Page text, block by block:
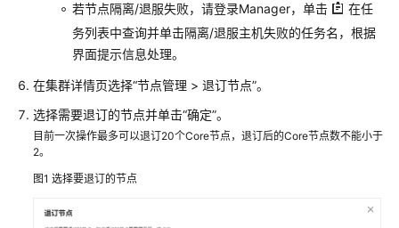
维
说
明
录
MRS
群
查
若节点隔离/退服失败，请登录Manager，单击
在任
务列表中查询并单击隔离/退服主机失败的任务名，根据
界面提示信息处理。
在集群详情页选择“节点管理 > 退订节点”。
选择需要退订的节点并单击“确定”。
目前一次操作最多可以退订20个Core节点，退订后的Core节点数不能小于
2。
图1 选择要退订的节点